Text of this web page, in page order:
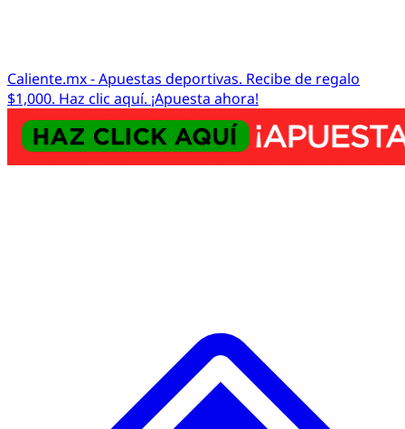
Caliente.mx - Apuestas deportivas. Recibe de regalo
$1,000. Haz clic aquí. ¡Apuesta ahora!